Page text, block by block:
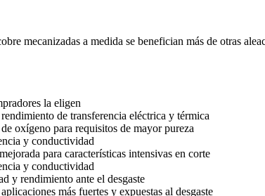
mecanizadas a medida se benefician más de otras
la eligen
de transferencia eléctrica y térmica
oxígeno para requisitos de mayor pureza
y conductividad
para características intensivas en corte
y conductividad
y rendimiento ante el desgaste
más fuertes y expuestas al desgaste